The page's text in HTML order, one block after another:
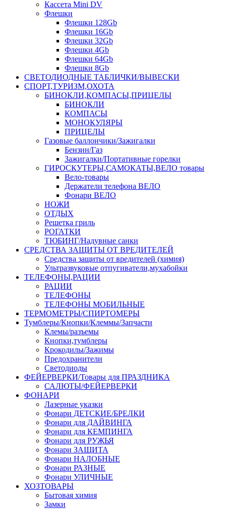
Кассета Mini DV
Флешки
Флешки 128Gb
Флешки 16Gb
Флешки 32Gb
Флешки 4Gb
Флешки 64Gb
Флешки 8Gb
СВЕТОДИОДНЫЕ ТАБЛИЧКИ/ВЫВЕСКИ
СПОРТ,ТУРИЗМ,ОХОТА
БИНОКЛИ,КОМПАСЫ,ПРИЦЕЛЫ
БИНОКЛИ
КОМПАСЫ
МОНОКУЛЯРЫ
ПРИЦЕЛЫ
Газовые баллончики/Зажигалки
Бензин/Газ
Зажигалки/Портативные горелки
ГИРОСКУТЕРЫ,САМОКАТЫ,ВЕЛО товары
Вело-товары
Держатели телефона ВЕЛО
Фонари ВЕЛО
НОЖИ
ОТДЫХ
Решетка гриль
РОГАТКИ
ТЮБИНГ/Надувные санки
СРЕДСТВА ЗАЩИТЫ ОТ ВРЕДИТЕЛЕЙ
Средства защиты от вредителей (химия)
Ультразвуковые отпугиватели,мухабойки
ТЕЛЕФОНЫ,РАЦИИ
РАЦИИ
ТЕЛЕФОНЫ
ТЕЛЕФОНЫ МОБИЛЬНЫЕ
ТЕРМОМЕТРЫ/СПИРТОМЕРЫ
Тумблеры/Кнопки/Клеммы/Запчасти
Клемы/разъемы
Кнопки,тумблеры
Крокодилы/Зажимы
Предохранители
Светодиоды
ФЕЙЕРВЕРКИ/Товары для ПРАЗДНИКА
САЛЮТЫ/ФЕЙЕРВЕРКИ
ФОНАРИ
Лазерные указки
Фонари ДЕТСКИЕ/БРЕЛКИ
Фонари для ДАЙВИНГА
Фонари для КЕМПИНГА
Фонари для РУЖЬЯ
Фонари ЗАЩИТА
Фонари НАЛОБНЫЕ
Фонари РАЗНЫЕ
Фонари УЛИЧНЫЕ
ХОЗТОВАРЫ
Бытовая химия
Замки